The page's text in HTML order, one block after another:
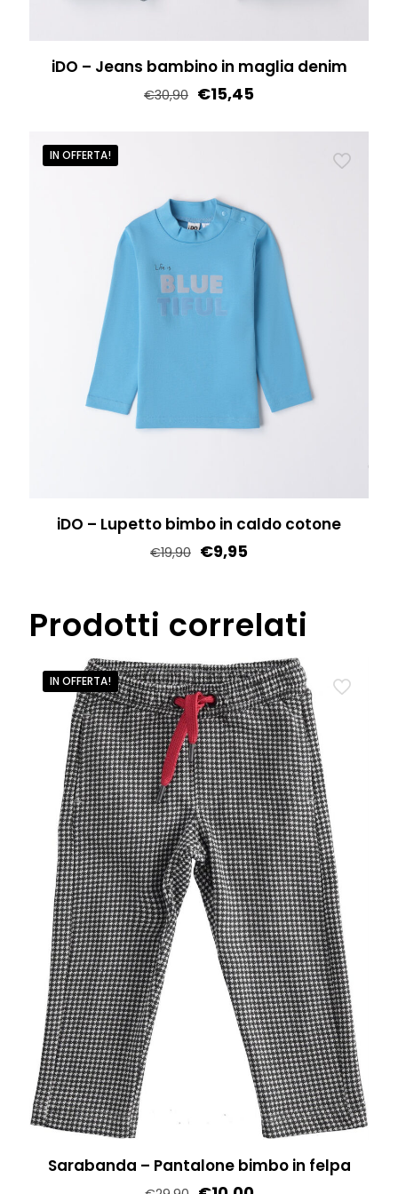
iDO – Jeans bambino in maglia denim
€30,90 €15,45
più
varianti.
Le
opzioni
possono
del
IN OFFERTA!
iDO – Lupetto bimbo in caldo cotone
€19,90 €9,95
prodotto
ha
varianti.
Le
opzioni
possono
essere
scelte
nella
pagina
del
prodotto
Prodotti correlati
IN OFFERTA!
Sarabanda – Pantalone bimbo in felpa